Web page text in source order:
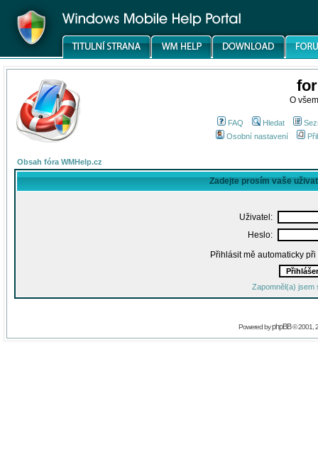
O
FAQ Hledat
Osobní nastavení
Obsah fóra WMHelp.cz
Zadejte prosím vaše
Uživatel:
Heslo:
Přihlásit mě automaticky
Zapomněl(a) jsem
Powered byphpBB© 2001,